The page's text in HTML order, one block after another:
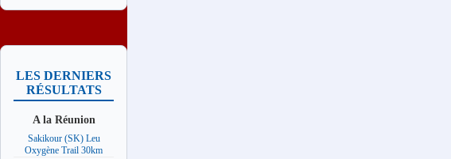
LES DERNIERS
RÉSULTATS
A la Réunion
Sakikour (SK) Leu
Oxygène Trail 30km